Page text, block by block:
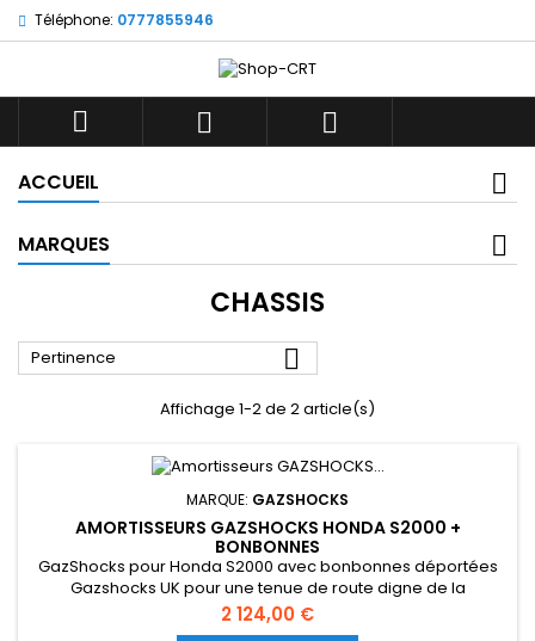
Téléphone: 0777855946
  
ACCUEIL
MARQUES
CHASSIS
Pertinence 
Affichage 1-2 de 2 article(s)
MARQUE: GAZSHOCKS
AMORTISSEURS GAZSHOCKS HONDA S2000 +
BONBONNES
GazShocks pour Honda S2000 avec bonbonnes déportées
Gazshocks UK pour une tenue de route digne de la
competition
Prix
2 124,00 €